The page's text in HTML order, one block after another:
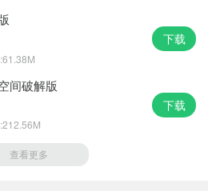
下载
间破解版
下载
查看更多